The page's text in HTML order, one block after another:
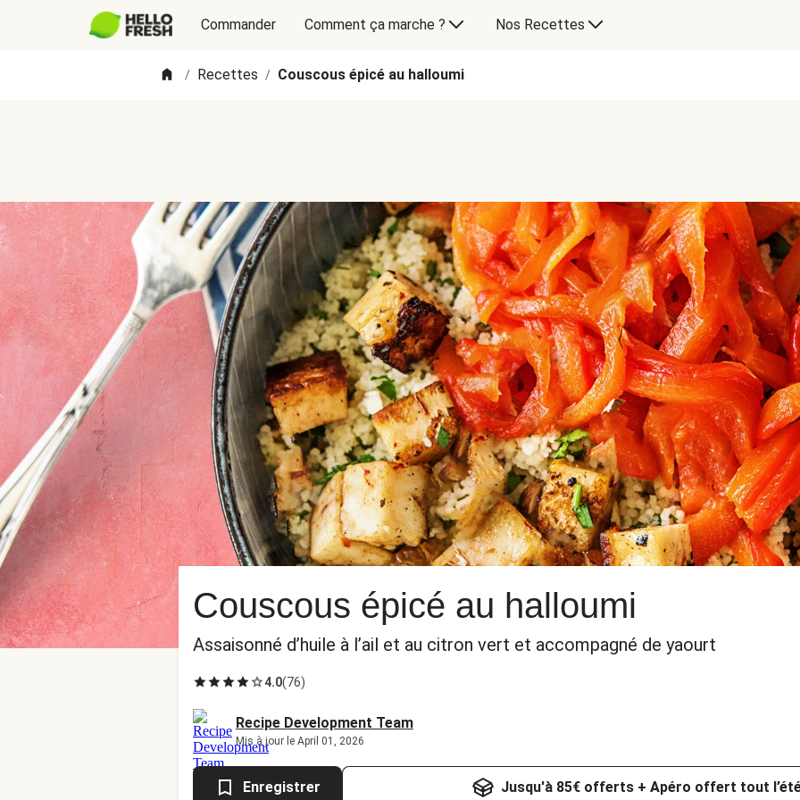
Commander Comment ça marche ? Nos Recettes
/ Recettes / Couscous épicé au halloumi
Couscous épicé au halloumi
Assaisonné d’huile à l’ail et au citron vert et accompagné de yaourt
4.0(76)
Recipe Development Team
Mis à jour le April 01, 2026
Enregistrer Jusqu'à 85€ offerts + Apéro offert tout